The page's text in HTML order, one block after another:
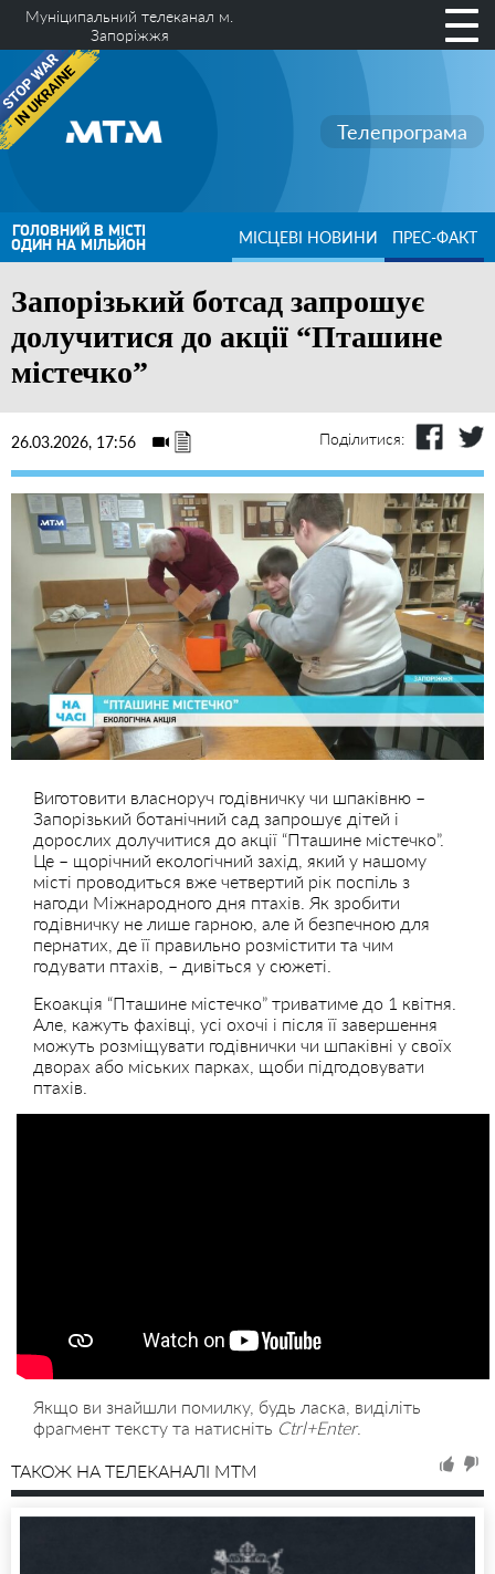
Муніципальний телеканал м.
Запоріжжя
Телепрограма
ГОЛОВНИЙ В МІСТІ
ОДИН НА МІЛЬЙОН МІСЦЕВІ НОВИНИ ПРЕС-ФАКТ
Запорізький ботсад запрошує
долучитися до акції “Пташине
містечко”
26.03.2026, 17:56 Поділитися:
Виготовити власноруч годівничку чи шпаківню –
Запорізький ботанічний сад запрошує дітей і
дорослих долучитися до акції “Пташине містечко”.
Це – щорічний екологічний захід, який у нашому
місті проводиться вже четвертий рік поспіль з
нагоди Міжнародного дня птахів. Як зробити
годівничку не лише гарною, але й безпечною для
пернатих, де її правильно розмістити та чим
годувати птахів, – дивіться у сюжеті.
Екоакція “Пташине містечко” триватиме до 1 квітня.
Але, кажуть фахівці, усі охочі і після її завершення
можуть розміщувати годівнички чи шпаківні у своїх
дворах або міських парках, щоби підгодовувати
птахів.
Якщо ви знайшли помилку, будь ласка, виділіть
фрагмент тексту та натисніть Ctrl+Enter.
ТАКОЖ НА ТЕЛЕКАНАЛІ MTM